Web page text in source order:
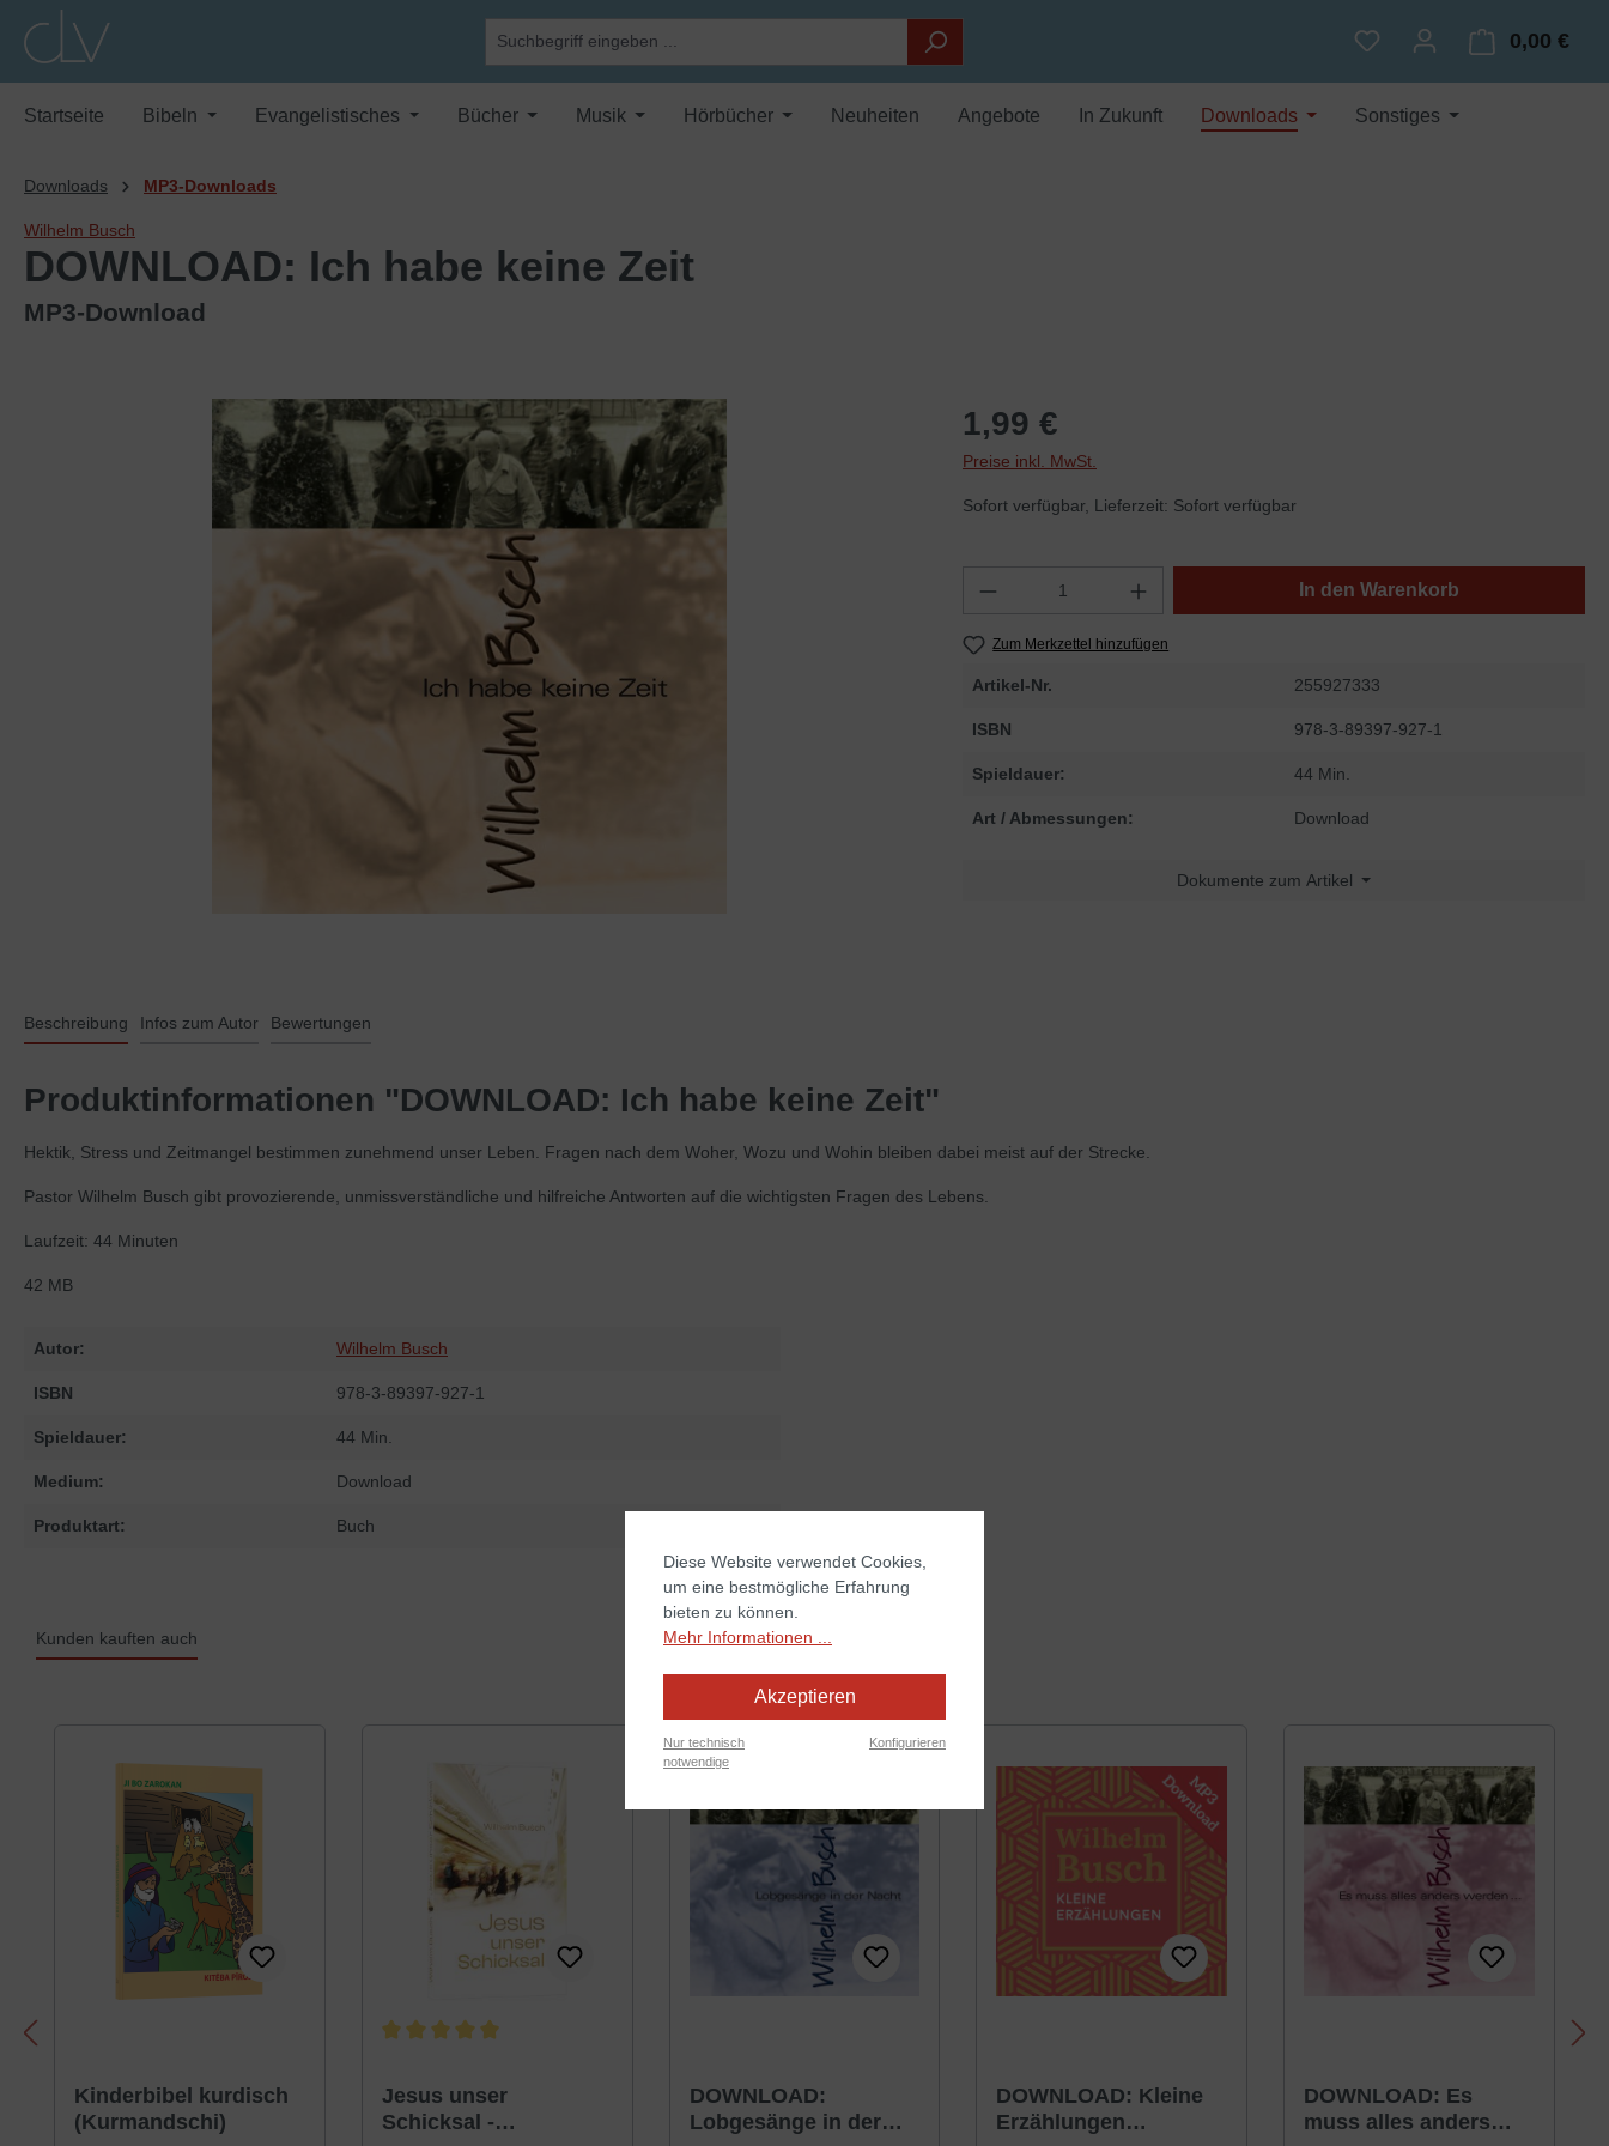
Zur Hauptnavigation springen
Du hast 0 Produkte auf
0,00 €
Startseite Bibeln Evangelistisches Bücher Musik Hörbücher Neuheiten Angebote In Zukunft Downloads Sonstiges
Downloads MP3-Downloads
Wilhelm Busch
DOWNLOAD: Ich habe keine Zeit
MP3-Download
1,99 €
Preise inkl. MwSt.
Sofort verfügbar, Lieferzeit: Sofort verfügbar
In den Warenkorb
Zum Merkzettel hinzufügen
Artikel-Nr. 255927333
ISBN 978-3-89397-927-1
Spieldauer: 44 Min.
Art / Abmessungen: Download
Dokumente zum Artikel
Beschreibung Infos zum Autor Bewertungen
Produktinformationen "DOWNLOAD: Ich habe keine Zeit"
Hektik, Stress und Zeitmangel bestimmen zunehmend unser Leben. Fragen nach dem Woher, Wozu und Wohin bleiben dabei meist auf der Strecke.
Pastor Wilhelm Busch gibt provozierende, unmissverständliche und hilfreiche Antworten auf die wichtigsten Fragen des Lebens.
Laufzeit: 44 Minuten
42 MB
Autor: Wilhelm Busch
ISBN 978-3-89397-927-1
Spieldauer: 44 Min.
Medium: Download
Produktart: Buch
Kunden kauften auch
Kinderbibel kurdisch
(Kurmandschi)
Jesus unser
Schicksal -
DOWNLOAD:
Lobgesänge in der
DOWNLOAD: Kleine
Erzählungen
DOWNLOAD: Es
muss alles anders
Diese Website verwendet Cookies,
um eine bestmögliche Erfahrung
bieten zu können.
Mehr Informationen ...
Akzeptieren
Nur technisch
notwendige
Konfigurieren